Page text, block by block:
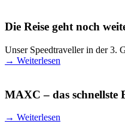
Die Reise geht noch
Unser Speedtraveller in der 3.
→ Weiterlesen
MAXC – das
→ Weiterlesen